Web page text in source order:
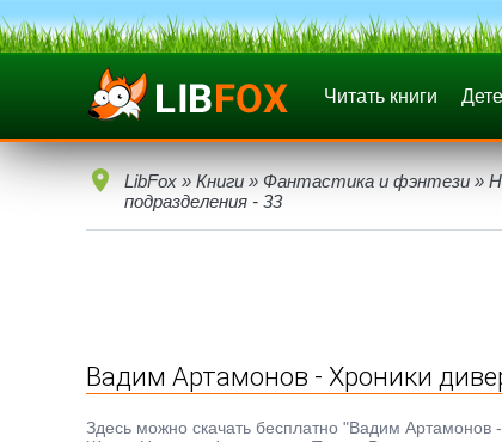
Читать книги
LibFox » Книги » Фантастика и фэнтези »
подразделения - 33
Вадим Артамонов - Хроники
Здесь можно скачать бесплатно "Вадим